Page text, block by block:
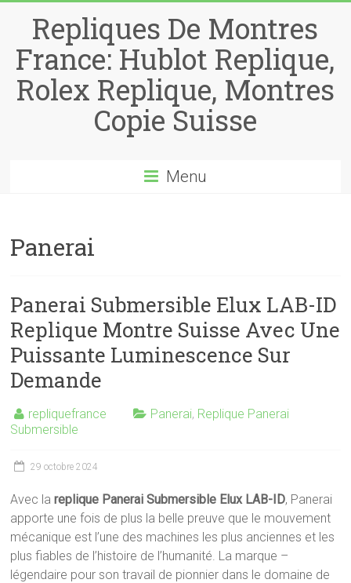
Repliques De Montres
France: Hublot Replique,
Rolex Replique, Montres
Copie Suisse
Menu
Panerai
Panerai Submersible Elux LAB-ID
Replique Montre Suisse Avec Une
Puissante Luminescence Sur
Demande
repliquefrance Panerai, Replique Panerai
Submersible
29 octobre 2024
Avec lareplique Panerai Submersible Elux LAB-ID, Panerai
apporte une fois de plus la belle preuve que le mouvement
mécanique est l’une des machines les plus anciennes et les
plus fiables de l’histoire de l’humanité. La marque –
légendaire pour son travail de pionnier dans le domaine de